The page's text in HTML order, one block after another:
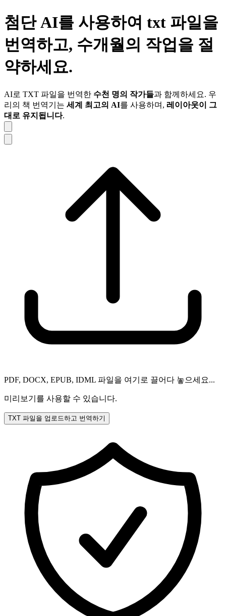
첨단 AI를 사용하여 txt 파일을
번역하고, 수개월의 작업을 절
약하세요.
AI로 TXT 파일을 번역한 수천 명의 작가들과 함께하세요. 우
리의 책 번역기는 세계 최고의 AI를 사용하며, 레이아웃이 그
대로 유지됩니다.
PDF, DOCX, EPUB, IDML 파일을 여기로 끌어다 놓으세요...
미리보기를 사용할 수 있습니다.
TXT 파일을 업로드하고 번역하기